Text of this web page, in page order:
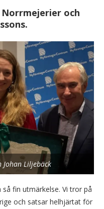
och
Johan Liljebäck
fin utmärkelse. Vi tror på
och satsar helhjärtat för